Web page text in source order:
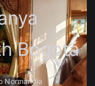
Bogotá
Normandía